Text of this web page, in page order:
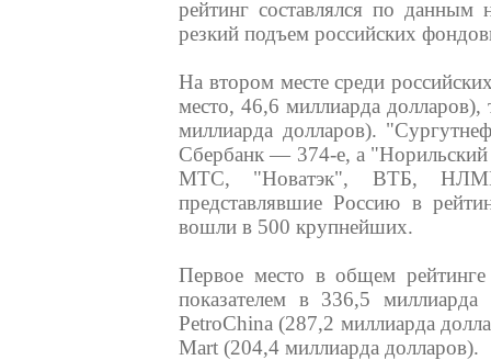
рейтинг составлялся по
резкий подъем российских
На втором месте среди
место, 46,6 миллиарда
миллиарда долларов).
Сбербанк — 374-е, а
МТС, "Новатэк", ВТБ,
представлявшие Россию в
вошли в 500 крупнейших.
Первое место в общем
показателем в 336,5 миллиарда
PetroChina (287,2 миллиарда
Mart (204,4 миллиарда долларов).